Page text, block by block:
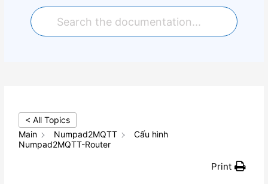
< All Topics
Main
Numpad2MQTT
Cấu hình
Numpad2MQTT-Router
Print